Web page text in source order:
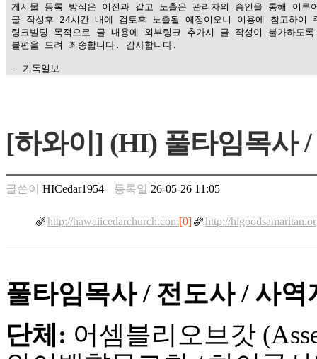
게시물 등록 방식은 이전과 같고 노출은 관리자의 승인을 통해 이루
글 작성후 24시간 내에 검토후 노출될 예정이오니 이용에 참고하여
링크빌딩 목적으로 글 내용에 외부링크 추가시 글 작성이 불가하도
불편을 드려 죄송합니다. 감사합니다.
- 기독일보
남
꼴
주
소
합
체
출
[하와이] (HI) 풀타임목사
글쓴이 HICedar1954 등록일 26-05-26 11:05
http://hawaiicedarchurch.com[0] http://
풀타임목사 / 전도사 / 사역
단체: 어셈블리오브갓